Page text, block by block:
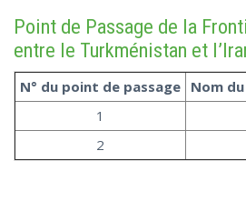
Point de Passage de la
entre le Turkménistan et
N° du point de passage Nom
1
2